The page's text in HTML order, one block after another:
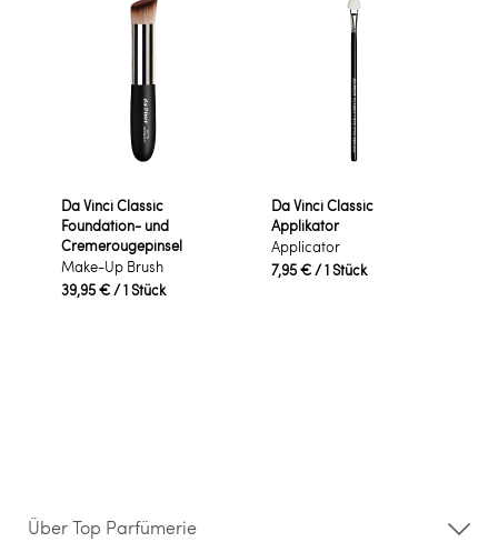
Da Vinci Classic
Foundation- und
Cremerougepinsel
Make-Up Brush
39,95 €/ 1 Stück
Da Vinci Classic
Applikator
Applicator
7,95 €/ 1 Stück
Über Top Parfümerie